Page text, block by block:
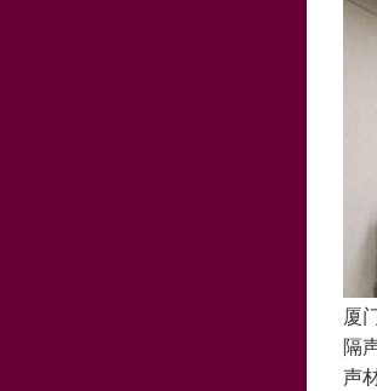
厦
隔
声